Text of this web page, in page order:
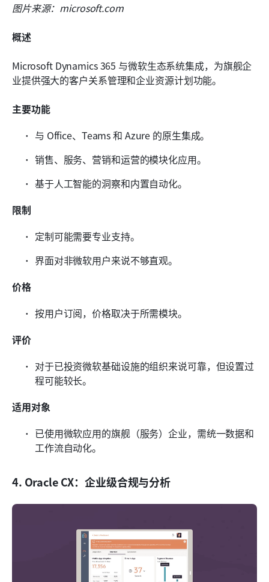
图片来源：microsoft.com
概述
Microsoft Dynamics 365 与微软生态系统集成，为旗舰企
业提供强大的客户关系管理和企业资源计划功能。
主要功能
与 Office、Teams 和 Azure 的原生集成。
销售、服务、营销和运营的模块化应用。
基于人工智能的洞察和内置自动化。
限制
定制可能需要专业支持。
界面对非微软用户来说不够直观。
价格
按用户订阅，价格取决于所需模块。
评价
对于已投资微软基础设施的组织来说可靠，但设置过
程可能较长。
适用对象
已使用微软应用的旗舰（服务）企业，需统一数据和
工作流自动化。
4. Oracle CX：企业级合规与分析